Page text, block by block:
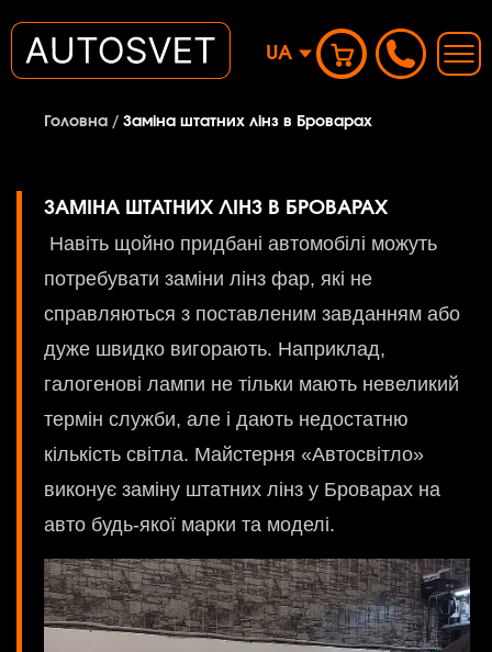
UA
Головна / Заміна штатних лінз в Броварах
ЗАМІНА ШТАТНИХ ЛІНЗ В БРОВАРАХ
Навіть щойно придбані автомобілі можуть
потребувати заміни лінз фар, які не
справляються з поставленим завданням або
дуже швидко вигорають. Наприклад,
галогенові лампи не тільки мають невеликий
термін служби, але і дають недостатню
кількість світла. Майстерня «Автосвітло»
виконує заміну штатних лінз у Броварах на
авто будь-якої марки та моделі.